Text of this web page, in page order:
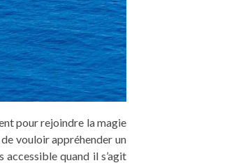
pour rejoindre la magie
vouloir appréhender un
accessible quand il s’agit